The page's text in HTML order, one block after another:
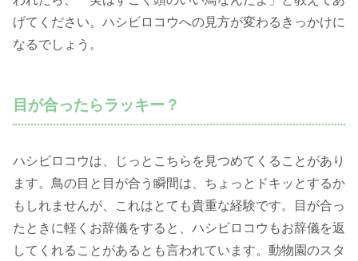
げてください。ハシビロコウへの見方が変わるきっかけに
なるでしょう。
目が合ったらラッキー？
ハシビロコウは、じっとこちらを見つめてくることがあり
ます。鳥の目と目が合う瞬間は、ちょっとドキッとするか
もしれませんが、これはとても貴重な経験です。目が合っ
たときに軽くお辞儀をすると、ハシビロコウもお辞儀を返
してくれることがあるとも言われています。動物園のスタ